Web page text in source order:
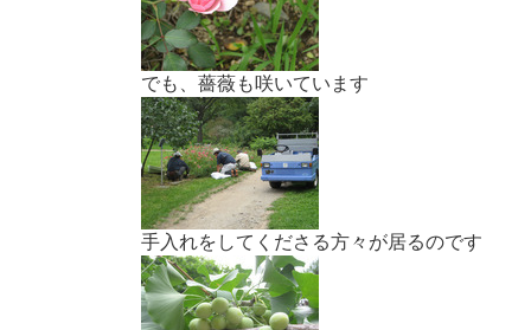
でも、薔薇も咲いています
手入れをしてくださる方々が居るのです